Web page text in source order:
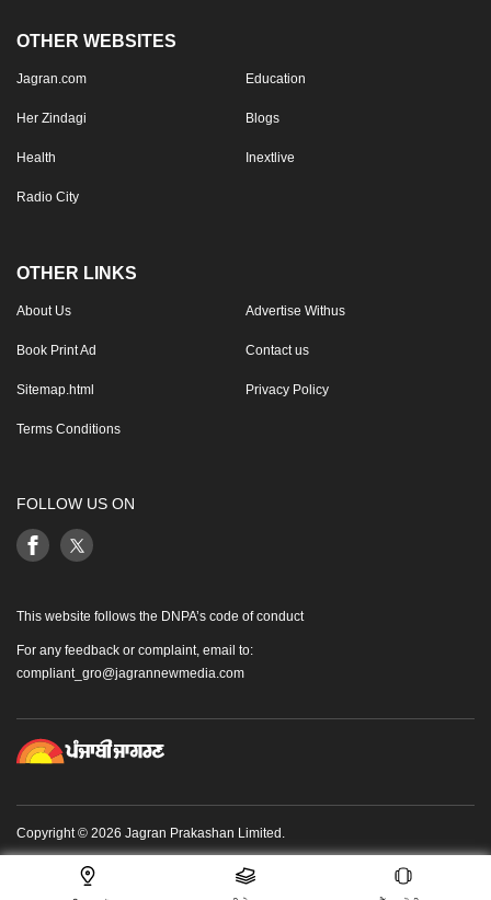
OTHER WEBSITES
Jagran.com Education
Her Zindagi Blogs
Health Inextlive
Radio City
OTHER LINKS
About Us Advertise Withus
Book Print Ad Contact us
Sitemap.html Privacy Policy
Terms Conditions
FOLLOW US ON
This website follows the DNPA’s code of conduct
For any feedback or complaint, email to:
compliant_gro@jagrannewmedia.com
Copyright © 2026 Jagran Prakashan Limited.